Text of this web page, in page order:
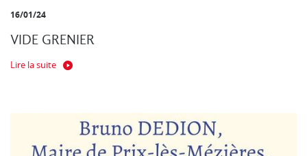
16/01/24
VIDE GRENIER
Lire la suite